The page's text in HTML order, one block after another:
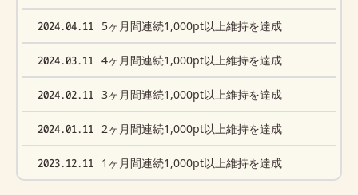
2024.04.11 5ヶ月間連続1,000pt以上維持を達成
2024.03.11 4ヶ月間連続1,000pt以上維持を達成
2024.02.11 3ヶ月間連続1,000pt以上維持を達成
2024.01.11 2ヶ月間連続1,000pt以上維持を達成
2023.12.11 1ヶ月間連続1,000pt以上維持を達成